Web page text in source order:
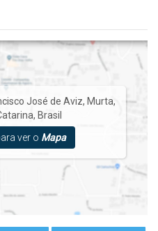
José de Aviz, Murta,
, Brasil
ver o Mapa